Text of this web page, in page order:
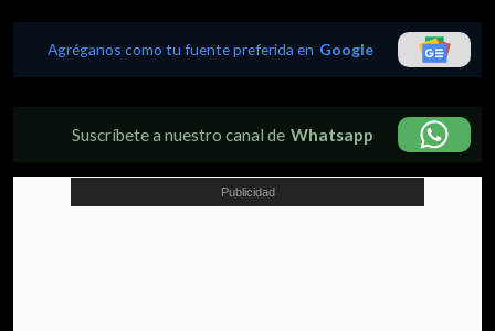
Agréganos como tu fuente preferida en Google
Suscríbete a nuestro canal de Whatsapp